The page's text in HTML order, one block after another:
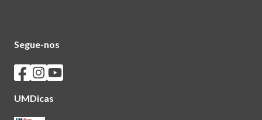
Segue-nos
Seguir os SASUM no Facebook
Seguir os SASUM no Instagram
Seguir os SASUM no Youtube
UMDicas